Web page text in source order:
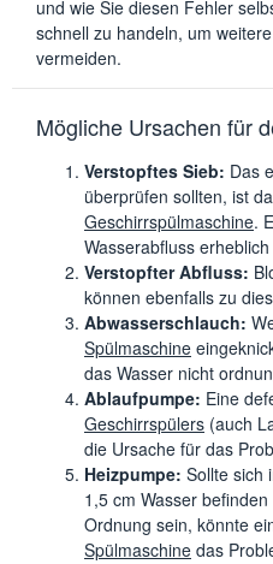
und wie Sie diesen Fehler
schnell zu handeln, um
vermeiden.
Mögliche Ursachen für
Verstopftes Sieb: Das
überprüfen sollten, ist
Geschirrspülmaschine.
Wasserabfluss
Verstopfter Abfluss:
können ebenfalls zu
Abwasserschlauch:
Spülmaschine
das Wasser nicht
Ablaufpumpe: Eine
Geschirrspülers (auch
die Ursache für das
Heizpumpe: Sollte sich
1,5 cm Wasser
Ordnung sein, könnte
Spülmaschine das